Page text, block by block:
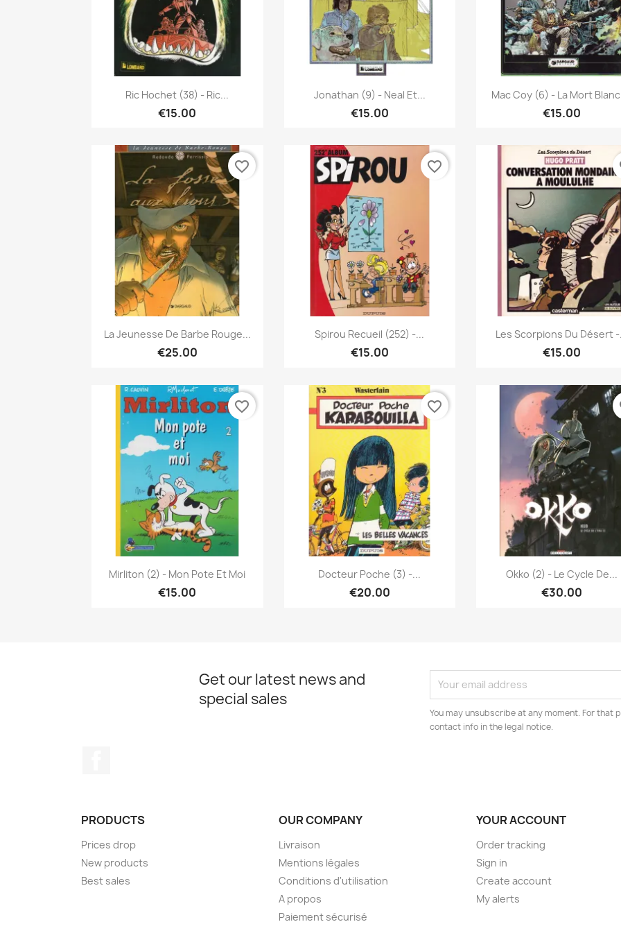
Quick view
Ric Hochet (38) - Ric...
€15.00
Quick view
Jonathan (9) - Neal Et...
€15.00
Quick view
Mac Coy (6) - La Mort
€15.00
Quick view
La Jeunesse De Barbe Rouge...
€25.00
favorite_border
Quick view
Spirou Recueil (252) -...
€15.00
favorite_border
Quick view
Les Scorpions Du Désert -
€15.00
Quick view
Mirliton (2) - Mon Pote Et Moi
€15.00
favorite_border
Quick view
Docteur Poche (3) -...
€20.00
favorite_border
Quick view
Okko (2) - Le Cycle De...
€30.00
Get our latest news and
special sales
You may unsubscribe at any moment. For that
contact info in the legal notice.
PRODUCTS
Prices drop
New products
Best sales
OUR COMPANY
Livraison
Mentions légales
Conditions d'utilisation
A propos
Paiement sécurisé
YOUR ACCOUNT
Order tracking
Sign in
Create account
My alerts